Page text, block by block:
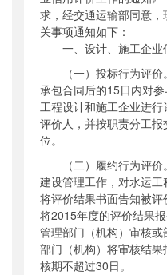
求，经交通运输部同意，
关事项通知如下：
一、设计、施工企业
（一）投标行为评
承包合同后的15日内对
工程设计和施工企业进
评价人，并按职责分工
位。
（二）履约行为评
建设管理工作，对水运工
将评价结果书面告知被评
将2015年度的评价结果
管理部门（机构）审核
部门（机构）将审核结
核期不超过30日。